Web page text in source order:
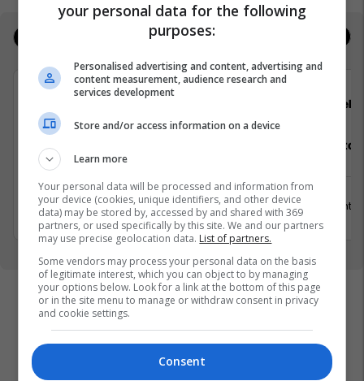
Hybrid Senior Talent Acquisition
Partner
Prishtinë
2 Shtator 2026
Staf
15 Gusht
your personal data for the following
purposes:
Personalised advertising and content, advertising and
content measurement, audience research and
services development
Store and/or access information on a device
Learn more
Your personal data will be processed and information from
your device (cookies, unique identifiers, and other device
data) may be stored by, accessed by and shared with 369
partners, or used specifically by this site. We and our partners
may use precise geolocation data. List of partners.
Some vendors may process your personal data on the basis
of legitimate interest, which you can object to by managing
your options below. Look for a link at the bottom of this page
or in the site menu to manage or withdraw consent in privacy
and cookie settings.
Consent